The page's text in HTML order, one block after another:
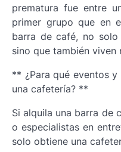
prematura fue entre
primer grupo que en
barra de café, no
sino que también viven
** ¿Para qué eventos
una cafetería? **
Si alquila una barra de
o especialistas en
solo obtiene una